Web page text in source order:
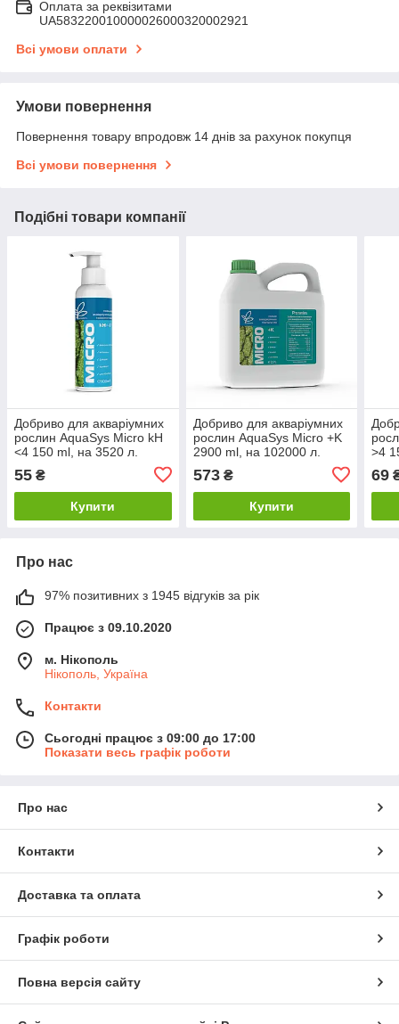
Оплата за реквізитами
UA583220010000026000320002921
Всі умови оплати
Умови повернення
Повернення товару впродовж 14 днів за рахунок покупця
Всі умови повернення
Подібні товари компанії
Добриво для акваріумних
рослин AquaSys Micro kH
<4 150 ml, на 3520 л.
55 ₴
Купити
Добриво для акваріумних
рослин AquaSys Micro +K
2900 ml, на 102000 л.
573₴
Купити
>4
69
Про нас
97% позитивних з 1945 відгуків за рік
Працює з 09.10.2020
м. Нікополь
Нікополь, Україна
Контакти
Сьогодні працює з 09:00 до 17:00
Показати весь графік роботи
Про нас
Контакти
Доставка та оплата
Графік роботи
Повна версія сайту